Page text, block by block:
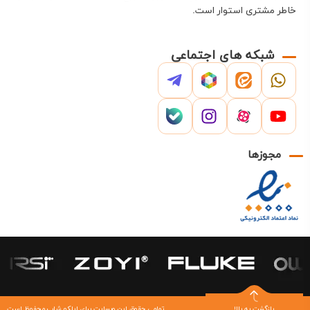
به کامپیوتر یا لپ‌تاپ متصل می‌شوند و از طریق نرم‌افزار
کنترل می‌شوند.
قیمت اسیلوسکوپ در این دسته معمولاً اقتصادی‌تر است
سبک
وابسته به قدرت پردازش سیستم کامپیوتری
برای خرید این مدل از اسیلوسکوپ به صفحه
جمع‌بندی کاربردی برای انتخاب
بهتر اسیلوسکوپ
خاطر مشتری استوار است.
شبکه های اجتماعی
مجوزها